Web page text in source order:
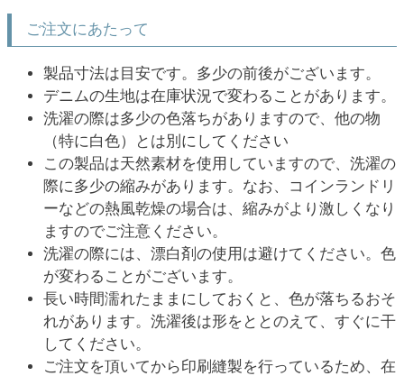
ご注文にあたって
製品寸法は目安です。多少の前後がございます。
デニムの生地は在庫状況で変わることがあります。
洗濯の際は多少の色落ちがありますので、他の物
（特に白色）とは別にしてください
この製品は天然素材を使用していますので、洗濯の
際に多少の縮みがあります。なお、コインランドリ
ーなどの熱風乾燥の場合は、縮みがより激しくなり
ますのでご注意ください。
洗濯の際には、漂白剤の使用は避けてください。色
が変わることがございます。
長い時間濡れたままにしておくと、色が落ちるおそ
れがあります。洗濯後は形をととのえて、すぐに干
してください。
ご注文を頂いてから印刷縫製を行っているため、在